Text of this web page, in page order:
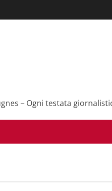
– Ogni testata